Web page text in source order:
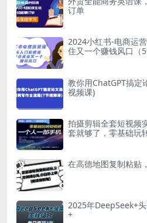
订单
2024小红书-电商运
住又一个赚钱风口（
教你用ChatGPT搞定
视频课)
拍摄剪辑全套短视频
套就够了，零基础玩
在高德地图复制粘贴
2025年DeepSeek+
+